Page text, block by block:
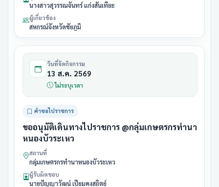
นางสาวสุวรรณจันทร์ แก่งสันเทียะ
ผู้เกี่ยวข้อง
สหกรณ์จังหวัดชัยภูมิ
วันที่จัดกิจกรรม
13 ส.ค. 2569
ไม่ระบุเวลา
คำขอไปราชการ
ขออนุมัติเดินทางไปราชการ @กลุ่มเกษตรกรทำนา
หนองบัวระเหว
สถานที่
กลุ่มเกษตรกรทำนาหนองบัวระเหว
ผู้รับผิดชอบ
นายปัญญาวัฒน์ เปี่ยมคงสถิตย์